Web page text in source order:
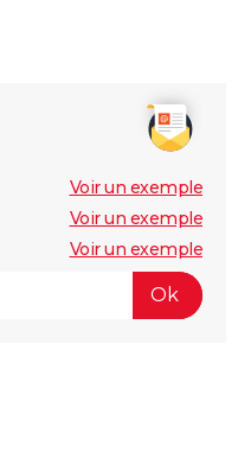
Voir un exemple
Voir un exemple
Voir un exemple